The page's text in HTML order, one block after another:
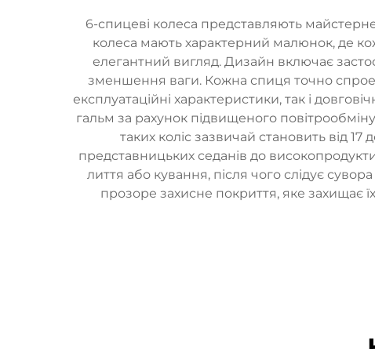
6-спицеві колеса представляють
колеса мають характерний малюнок, де
елегантний вигляд. Дизайн включає
зменшення ваги. Кожна спиця точно
експлуатаційні характеристики, так і
гальм за рахунок підвищеного
таких коліс зазвичай становить від
представницьких седанів до
лиття або кування, після чого слідує
прозоре захисне покриття, яке захищає